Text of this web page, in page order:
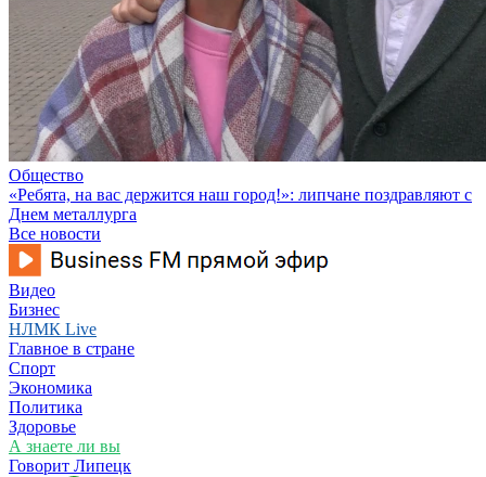
Общество
«Ребята, на вас держится наш город!»: липчане поздравляют с
Днем металлурга
Все новости
Видео
Бизнес
НЛМК Live
Главное в стране
Спорт
Экономика
Политика
Здоровье
А знаете ли вы
Говорит Липецк